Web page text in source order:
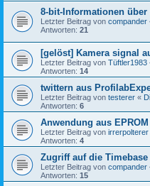
8-bit-Informationen
Letzter Beitrag von compander
Antworten: 21
[gelöst] Kamera signal
Letzter Beitrag von Tüftler1983
Antworten: 14
twittern aus
Letzter Beitrag von testerer «
Antworten: 6
Anwendung aus
Letzter Beitrag von irrerpolterer
Antworten: 4
Zugriff auf die
Letzter Beitrag von compander
Antworten: 15